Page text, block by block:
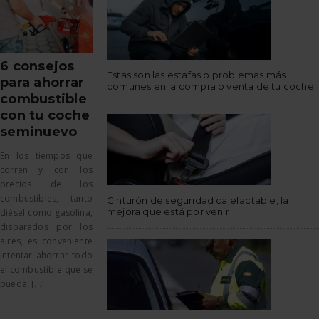
6 consejos
para ahorrar
combustible
con tu coche
seminuevo
En los tiempos que
corren y con los
precios de los
combustibles, tanto
diésel como gasolina,
disparados por los
aires, es conveniente
intentar ahorrar todo
el combustible que se
pueda, [...]
Estas son las estafas o problemas más
comunes en la compra o venta de tu coche
Cinturón de seguridad calefactable, la
mejora que está por venir